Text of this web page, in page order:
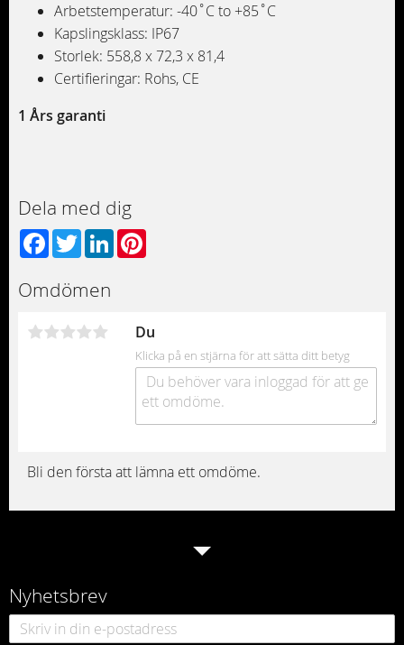
Arbetstemperatur: -40˚C to +85˚C
Kapslingsklass: IP67
Storlek: 558,8 x 72,3 x 81,4
Certifieringar: Rohs, CE
1 Års garanti
Dela med dig
Facebook
TwitterLinkedIn
Omdömen
Du
Klicka på en stjärna för att sätta ditt betyg
Bli den första att lämna ett omdöme.
Nyhetsbrev